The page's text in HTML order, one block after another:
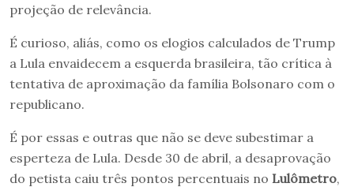
projeção de relevância.
É curioso, aliás, como os elogios calculados de Trump
a Lula envaidecem a esquerda brasileira, tão crítica à
tentativa de aproximação da família Bolsonaro com o
republicano.
É por essas e outras que não se deve subestimar a
esperteza de Lula. Desde 30 de abril, a desaprovação
do petista caiu três pontos percentuais no Lulômetro,